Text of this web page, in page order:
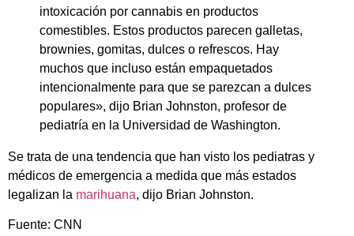
intoxicación por cannabis en productos
comestibles. Estos productos parecen galletas,
brownies, gomitas, dulces o refrescos. Hay
muchos que incluso están empaquetados
intencionalmente para que se parezcan a dulces
populares», dijo Brian Johnston, profesor de
pediatría en la Universidad de Washington.
Se trata de una tendencia que han visto los pediatras y
médicos de emergencia a medida que más estados
legalizan la marihuana, dijo Brian Johnston.
Fuente: CNN